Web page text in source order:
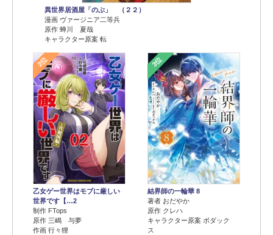
異世界居酒屋「のぶ」 （２２）
漫画 ヴァージニア二等兵
原作 蝉川 夏哉
キャラクター原案 転
2位
乙女ゲー世界はモブに厳しい
世界です【…2
制作 FTops
原作 三嶋 与夢
作画 行々狸
3位
結界師の一輪華 8
著者 おだやか
原作 クレハ
キャラクター原案 ボダック
ス